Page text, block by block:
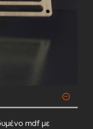
mdf με